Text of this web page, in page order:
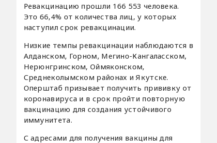
Ревакцинацию прошли 166 553 человека.
Это 66,4% от количества лиц, у которых
наступил срок ревакцинации.
Низкие темпы ревакцинации наблюдаются в
Алданском, Горном, Мегино-Кангаласском,
Нерюнгринском, Оймяконском,
Среднеколымском районах и Якутске.
Оперштаб призывает получить прививку от
коронавируса и в срок пройти повторную
вакцинацию для создания устойчивого
иммунитета.
С адресами для получения вакцины для